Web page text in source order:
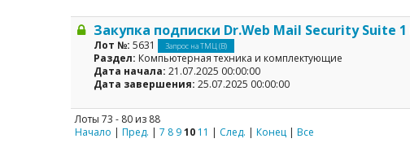
Лоты 73 - 80 из 88
Начало | Пред. | 7 8 910 11 | След. | Конец | Все
Закупка подписки Dr.Web Mail Security Suite 1
Лот №: 5631 Запрос на ТМЦ (В)
Раздел: Компьютерная техника и комплектующие
Дата начала: 21.07.2025 00:00:00
Дата завершения: 25.07.2025 00:00:00